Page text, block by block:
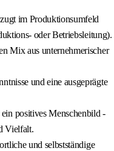
im Produktionsumfeld
oder Betriebsleitung).
Mix aus unternehmerischer
und eine ausgeprägte
positives Menschenbild -
Vielfalt.
und selbstständige